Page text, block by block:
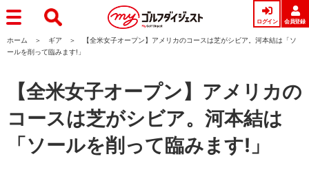
ログイン 会員登録
ホーム ギア
【全米女子オープン】アメリカのコースは芝がシビア。河本結は「ソ
ールを削って臨みます!」
【全米女子オープン】アメリカの
コースは芝がシビア。河本結は
「ソールを削って臨みます!」